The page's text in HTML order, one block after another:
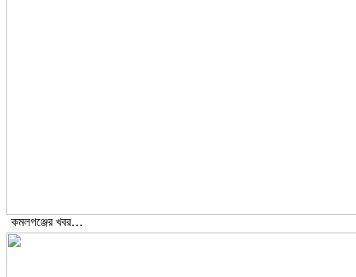
কমলগঞ্জের খবর…